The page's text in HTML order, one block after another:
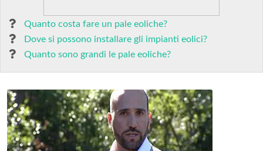
Quanto costa fare un pale eoliche?
Dove si possono installare gli impianti eolici?
Quanto sono grandi le pale eoliche?